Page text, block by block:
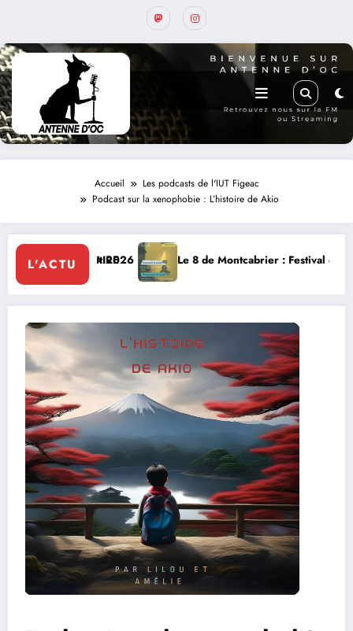
Accueil
Les podcasts de l'IUT Figeac
Podcast sur la xenophobie : L’histoire de Akio
L'ACTULe 8 de Montcabrier : Festival de musique classique le 8